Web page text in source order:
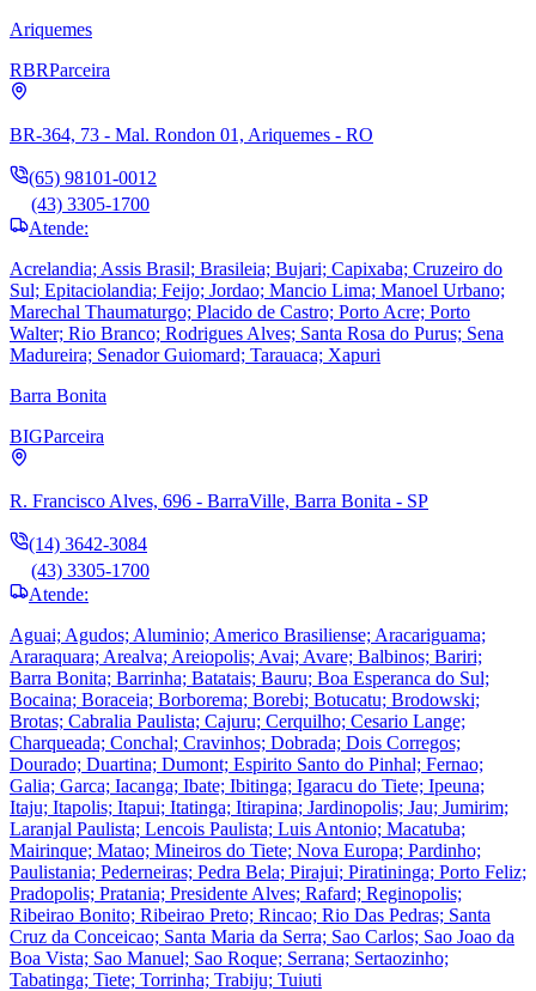
Ariquemes
RBRParceira
BR-364, 73 - Mal. Rondon 01, Ariquemes - RO
(65) 98101-0012
(43) 3305-1700
Atende:
Acrelandia; Assis Brasil; Brasileia; Bujari; Capixaba; Cruzeiro do
Sul; Epitaciolandia; Feijo; Jordao; Mancio Lima; Manoel Urbano;
Marechal Thaumaturgo; Placido de Castro; Porto Acre; Porto
Walter; Rio Branco; Rodrigues Alves; Santa Rosa do Purus; Sena
Madureira; Senador Guiomard; Tarauaca; Xapuri
Barra Bonita
BIGParceira
R. Francisco Alves, 696 - BarraVille, Barra Bonita - SP
(14) 3642-3084
(43) 3305-1700
Atende:
Aguai; Agudos; Aluminio; Americo Brasiliense; Aracariguama;
Araraquara; Arealva; Areiopolis; Avai; Avare; Balbinos; Bariri;
Barra Bonita; Barrinha; Batatais; Bauru; Boa Esperanca do Sul;
Bocaina; Boraceia; Borborema; Borebi; Botucatu; Brodowski;
Brotas; Cabralia Paulista; Cajuru; Cerquilho; Cesario Lange;
Charqueada; Conchal; Cravinhos; Dobrada; Dois Corregos;
Dourado; Duartina; Dumont; Espirito Santo do Pinhal; Fernao;
Galia; Garca; Iacanga; Ibate; Ibitinga; Igaracu do Tiete; Ipeuna;
Itaju; Itapolis; Itapui; Itatinga; Itirapina; Jardinopolis; Jau; Jumirim;
Laranjal Paulista; Lencois Paulista; Luis Antonio; Macatuba;
Mairinque; Matao; Mineiros do Tiete; Nova Europa; Pardinho;
Paulistania; Pederneiras; Pedra Bela; Pirajui; Piratininga; Porto Feliz;
Pradopolis; Pratania; Presidente Alves; Rafard; Reginopolis;
Ribeirao Bonito; Ribeirao Preto; Rincao; Rio Das Pedras; Santa
Cruz da Conceicao; Santa Maria da Serra; Sao Carlos; Sao Joao da
Boa Vista; Sao Manuel; Sao Roque; Serrana; Sertaozinho;
Tabatinga; Tiete; Torrinha; Trabiju; Tuiuti